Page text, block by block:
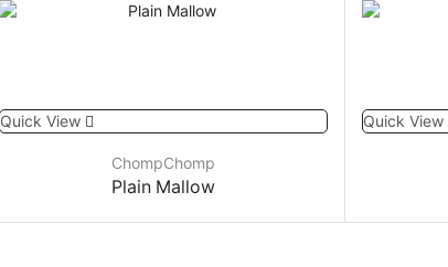
Quick View
ChompChomp
Plain Mallow
Quick View